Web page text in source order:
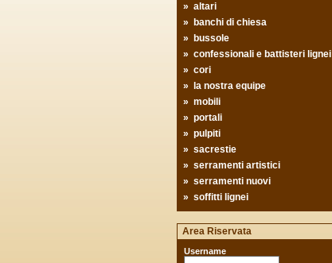
» altari
»
banchi di chiesa
»
bussole
» confessionali e battisteri lignei
» cori
»
la nostra equipe
» mobili
» portali
» pulpiti
» sacrestie
» serramenti artistici
» serramenti nuovi
» soffitti lignei
Area Riservata
Username